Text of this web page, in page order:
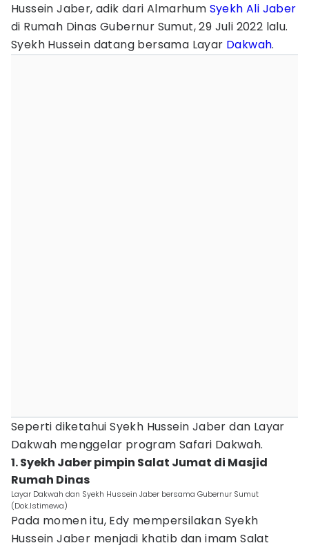
Hussein Jaber, adik dari Almarhum Syekh Ali Jaber
di Rumah Dinas Gubernur Sumut, 29 Juli 2022 lalu.
Syekh Hussein datang bersama Layar Dakwah.
Seperti diketahui Syekh Hussein Jaber dan Layar
Dakwah menggelar program Safari Dakwah.
1. Syekh Jaber pimpin Salat Jumat di Masjid
Rumah Dinas
Layar Dakwah dan Syekh Hussein Jaber bersama Gubernur Sumut
(Dok.Istimewa)
Pada momen itu, Edy mempersilakan Syekh
Hussein Jaber menjadi khatib dan imam Salat